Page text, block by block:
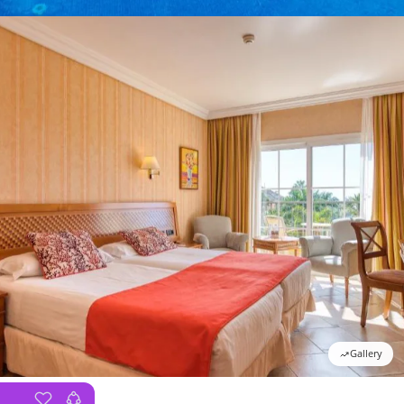
Gallery